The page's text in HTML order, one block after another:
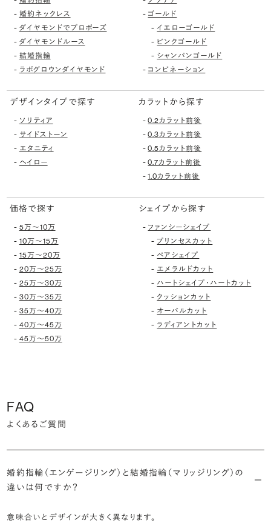
- 婚約ネックレス
- ダイヤモンドでプロポーズ
- ダイヤモンドルース
- 結婚指輪
- ラボグロウンダイヤモンド
- ゴールド
-イエローゴールド
- ピンクゴールド
- シャンパンゴールド
- コンビネーション
デザインタイプで探す
- ソリティア
- サイドストーン
- エタニティ
- ヘイロー
カラットから探す
-0.2カラット前後
-0.3カラット前後
-0.5カラット前後
-0.7カラット前後
-1.0カラット前後
価格で探す
- 5万〜10万
- 10万〜15万
- 15万〜20万
- 20万〜25万
- 25万〜30万
- 30万〜35万
- 35万〜40万
- 40万〜45万
- 45万〜50万
シェイプから探す
- ファンシーシェイプ
-プリンセスカット
- ペアシェイプ
- エメラルドカット
- ハートシェイプ・ハートカット
- クッションカット
- オーバルカット
- ラディアントカット
FAQ
よくあるご質問
婚約指輪（エンゲージリング）と結婚指輪（マリッジリング）の
違いは何ですか？
意味合いとデザインが大きく異なります。